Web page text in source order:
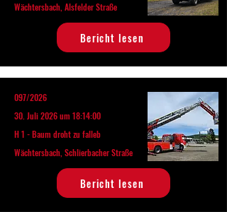
Wächtersbach, Alsfelder Straße
Bericht lesen
097/2026
30. Juli 2026 um 18:14:00
H 1 - Baum droht zu falleb
Wächtersbach, Schlierbacher Straße
Bericht lesen